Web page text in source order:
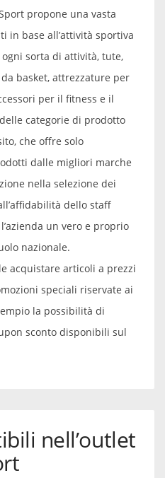
propone una vasta
in base all’attività sportiva
sorta di attività, tute,
basket, attrezzature per
per il fitness e il
categorie di prodotto
che offre solo
dalle migliori marche
nella selezione dei
dello staff
un vero e proprio
nazionale.
acquistare articoli a prezzi
speciali riservate ai
la possibilità di
sconto disponibili sul
nell’outlet